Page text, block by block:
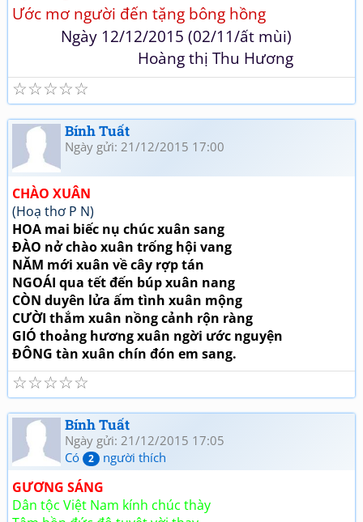
Ước mơ người đến tặng bông hồng
Ngày 12/12/2015 (02/11/ất mùi)
Hoàng thị Thu Hương
☆
☆
☆
☆
☆
Bính Tuất
Ngày gửi: 21/12/2015 17:00
CHÀO XUÂN
(Hoạ thơ P N)
HOA mai biếc nụ chúc xuân sang
ĐÀO nở chào xuân trống hội vang
NĂM mới xuân về cây rợp tán
NGOÁI qua tết đến búp xuân nang
CÒN duyên lửa ấm tình xuân mộng
CƯỜI thắm xuân nồng cảnh rộn ràng
GIÓ thoảng hương xuân ngời ước nguyện
ĐÔNG tàn xuân chín đón em sang.
☆
☆
☆
☆
☆
Bính Tuất
Ngày gửi: 21/12/2015 17:05
Có
2 người thích
GƯƠNG SÁNG
Dân tộc Việt Nam kính chúc thày